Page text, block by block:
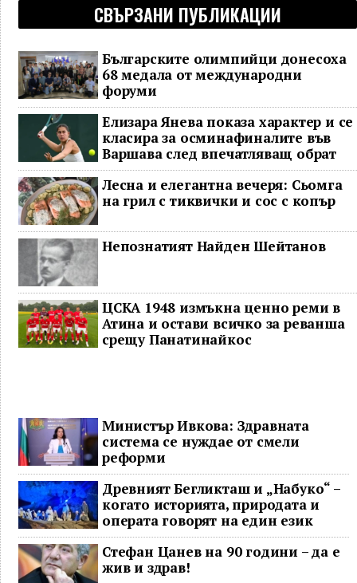
СВЪРЗАНИ ПУБЛИКАЦИИ
Българските олимпийци донесоха
68 медала от международни
форуми
Елизара Янева показа характер и се
класира за осминафиналите във
Варшава след впечатляващ обрат
Лесна и елегантна вечеря: Сьомга
на грил с тиквички и сос с копър
Непознатият Найден Шейтанов
ЦСКА 1948 измъкна ценно реми в
Атина и остави всичко за реванша
срещу Панатинайкос
Министър Ивкова: Здравната
система се нуждае от смели
реформи
Древният Бегликташ и „Набуко“ –
когато историята, природата и
операта говорят на един език
Стефан Цанев на 90 години – да е
жив и здрав!